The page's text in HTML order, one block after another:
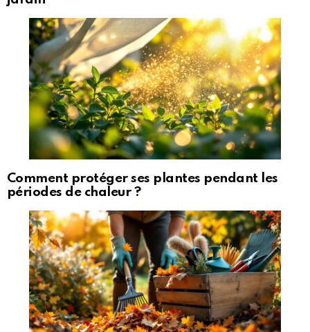
Comment protéger ses plantes pendant les
périodes de chaleur ?